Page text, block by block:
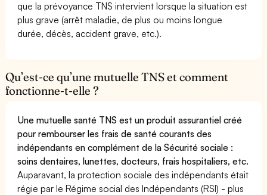
que la prévoyance TNS intervient lorsque la situation est
plus grave (arrêt maladie, de plus ou moins longue
durée, décès, accident grave, etc.).
Qu’est-ce qu’une mutuelle TNS et comment
fonctionne-t-elle ?
Une mutuelle santé TNS est un produit assurantiel créé
pour rembourser les frais de santé courants des
indépendants en complément de la Sécurité sociale :
soins dentaires, lunettes, docteurs, frais hospitaliers, etc.
Auparavant, la protection sociale des indépendants était
régie par le Régime social des Indépendants (RSI) - plus